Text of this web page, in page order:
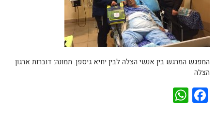
המפגש המרגש בין אנשי הצלה לבין יחיא גיספן. תמונה: דוברות ארגון
הצלה
Facebook